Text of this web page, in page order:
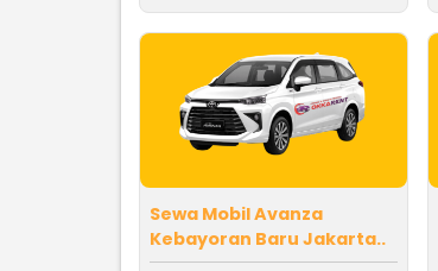
Sewa Mobil Avanza
Kebayoran Baru Jakarta..